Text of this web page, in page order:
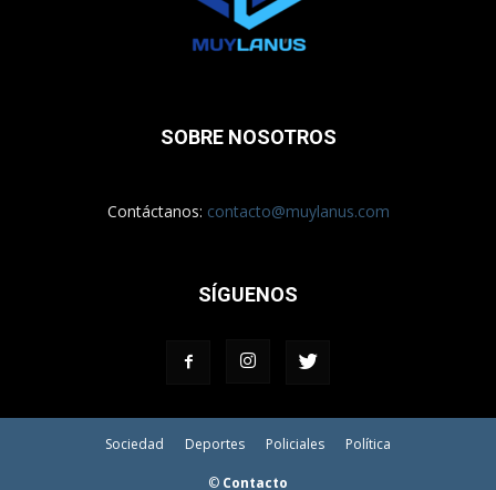
SOBRE NOSOTROS
Contáctanos: contacto@muylanus.com
SÍGUENOS
Sociedad Deportes Policiales Política
© Contacto